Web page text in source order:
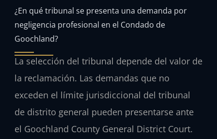
¿En qué tribunal se presenta una demanda por
negligencia profesional en el Condado de
Goochland?
La selección del tribunal depende del valor de
la reclamación. Las demandas que no
exceden el límite jurisdiccional del tribunal
de distrito general pueden presentarse ante
el Goochland County General District Court.